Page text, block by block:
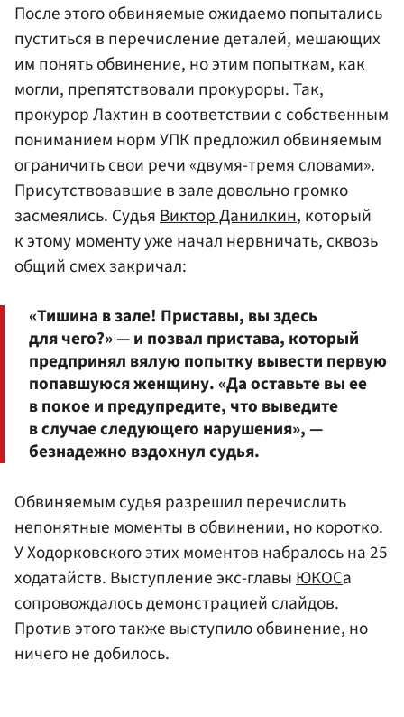
После этого обвиняемые ожидаемо попытались
пуститься в перечисление деталей, мешающих
им понять обвинение, но этим попыткам, как
могли, препятствовали прокуроры. Так,
прокурор Лахтин в соответствии с собственным
пониманием норм УПК предложил обвиняемым
ограничить свои речи «двумя-тремя словами».
Присутствовавшие в зале довольно громко
засмеялись. СудьяВиктор Данилкин, который
к этому моменту уже начал нервничать, сквозь
общий смех закричал:
«Тишина в зале! Приставы, вы здесь
для чего?» — и позвал пристава, который
предпринял вялую попытку вывести первую
попавшуюся женщину. «Да оставьте вы ее
в покое и предупредите, что выведите
в случае следующего нарушения», —
безнадежно вздохнул судья.
Обвиняемым судья разрешил перечислить
непонятные моменты в обвинении, но коротко.
У Ходорковского этих моментов набралось на 25
ходатайств. Выступление экс-главыЮКОСа
сопровождалось демонстрацией слайдов.
Против этого также выступило обвинение, но
ничего не добилось.